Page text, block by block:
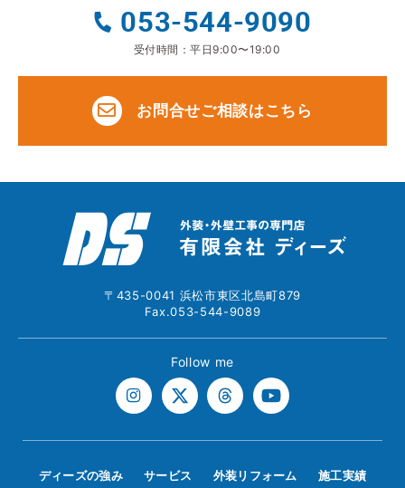
053-544-9090
受付時間：平日9:00〜19:00
お問合せご相談はこちら
〒435-0041 浜松市東区北島町879
Fax.053-544-9089
Follow me
ディーズの強み サービス 外装リフォーム
施工実績